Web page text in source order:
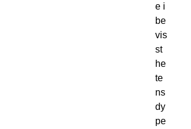
e i
be
vis
st
he
te
ns
dy
pe